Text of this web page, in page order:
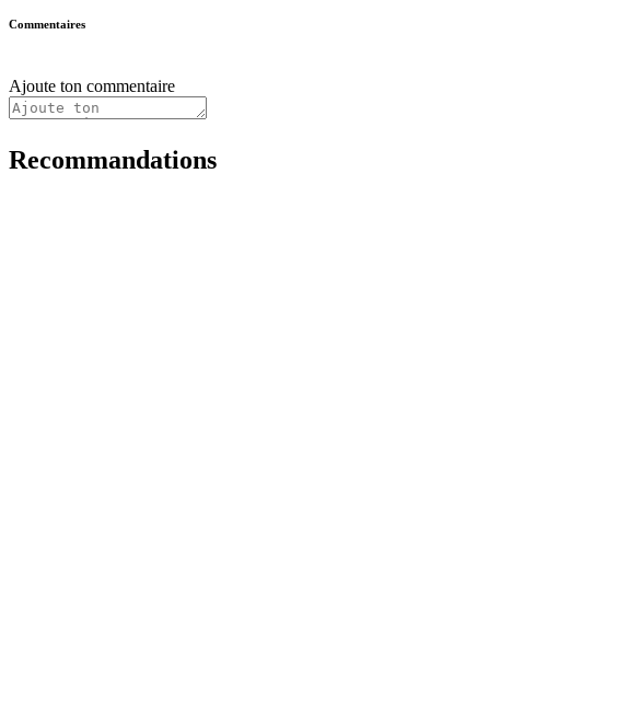
Commentaires
Ajoute ton commentaire
Recommandations